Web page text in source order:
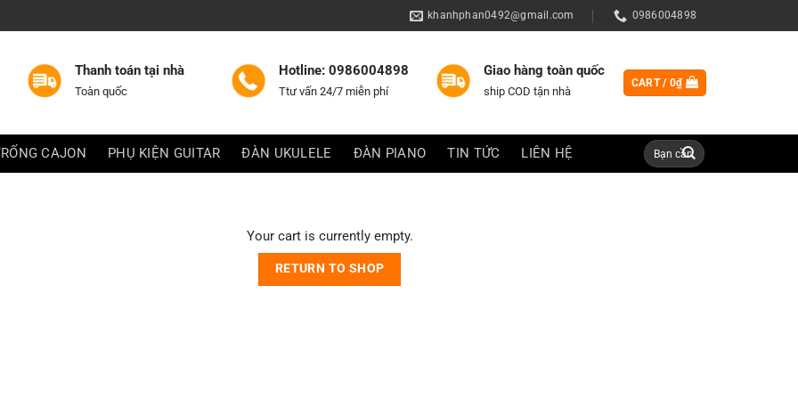
khanhphan0492@gmail.com 0986004898
Thanh toán tại nhà
Toàn quốc
Hotline: 0986004898
Ttư vấn 24/7 miễn phí
Giao hàng toàn quốc
ship COD tận nhà
CART / 0₫
CAJON PHỤ KIỆN GUITAR ĐÀN UKULELE ĐÀN PIANO TIN TỨC LIÊN HỆ
Search
for:
Your cart is currently empty.
RETURN TO SHOP